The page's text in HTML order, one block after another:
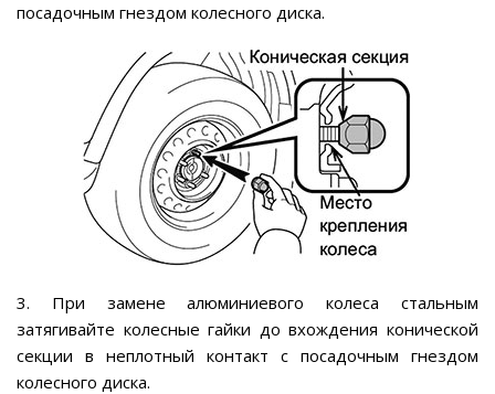
посадочным гнездом колесного диска.
3. При замене алюминиевого колеса стальным
затягивайте колесные гайки до вхождения конической
секции в неплотный контакт с посадочным гнездом
колесного диска.